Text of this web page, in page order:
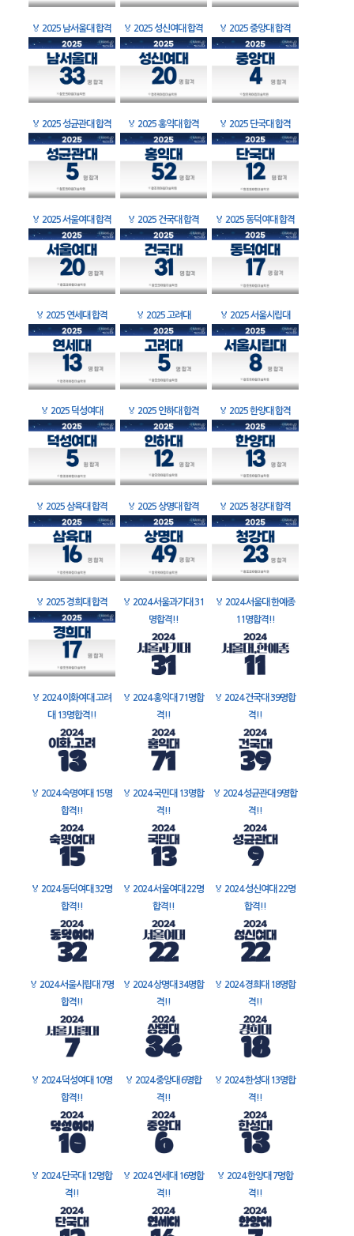
🏅 2025 남서울대 합격 🏅 2025 성신여대 합격 🏅 2025 중앙대 합격
🏅 2025 성균관대 합격 🏅 2025 홍익대 합격 🏅 2025 단국대 합격
🏅 2025 서울여대 합격 🏅 2025 건국대 합격 🏅 2025 동덕여대 합격
🏅 2025 연세대 합격 🏅 2025 고려대 🏅 2025 서울시립대
🏅 2025 덕성여대 🏅 2025 인하대 합격 🏅 2025 한양대 합격
🏅 2025 삼육대 합격 🏅 2025 상명대 합격 🏅 2025 청강대 합격
🏅 2025 경희대 합격 🏅 2024 서울과기대 31
명합격!!
🏅 2024 서울대 한예종
11명합격!!
🏅 2024 이화여대 고려
대 13명합격!!
🏅 2024 홍익대 71명합
격!!
🏅 2024 건국대 39명합
격!!
🏅 2024 숙명여대 15명
합격!!
🏅 2024 국민대 13명합
격!!
🏅 2024 성균관대 9명합
격!!
🏅 2024 동덕여대 32명
합격!!
🏅 2024 서울여대 22명
합격!!
🏅 2024 성신여대 22명
합격!!
🏅 2024 서울시립대 7명
합격!!
🏅 2024 상명대 34명합
격!!
🏅 2024 경희대 18명합
격!!
🏅 2024 덕성여대 10명
합격!!
🏅 2024 중앙대 6명합
격!!
🏅 2024 한성대 13명합
격!!
🏅 2024 단국대 12명합
격!!
🏅 2024 연세대 16명합
격!!
🏅 2024 한양대 7명합
격!!